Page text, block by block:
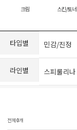
크림 스킨/토너
타입별 민감/진정
라인별 스피룰리나
전체0개